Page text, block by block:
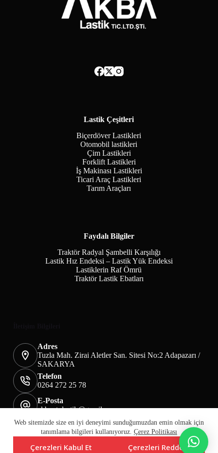
Web sitemizde size en iyi deneyimi sunduğumuzdan emin olmak için
tanımlama bilgileri kullanıyoruz. Çerez Politikası
Çerezleri Kabul Et Çerezleri Reddet
Lastik Çeşitleri
Biçerdöver Lastikleri
Otomobil lastikleri
Çim Lastikleri
Forklift Lastikleri
İş Makinası Lastikleri
Ticari Araç Lastikleri
Tarım Araçları
Faydalı Bilgiler
Traktör Radyal Şambelli Karşılığı
Lastik Hız Endeksi – Lastik Yük Endeksi
Lastiklerin Raf Ömrü
Traktör Lastik Ebatları
Adres
Tuzla Mah. Zirai Aletler San. Sitesi No:2 Adapazarı /
SAKARYA
Telefon
0264 272 25 78
E-Posta
akbaotolastik@gmail.com
Mesafeli Satış Sözleşmesi
Teslimat&İade
Üyelik KVKK Sayfası
Çerez Politikası